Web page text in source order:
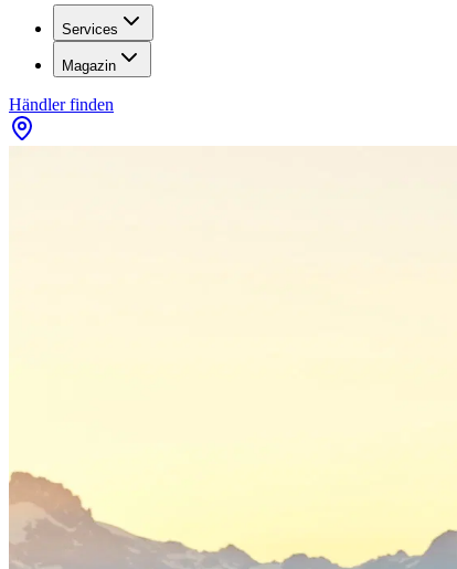
Services
Magazin
Händler finden